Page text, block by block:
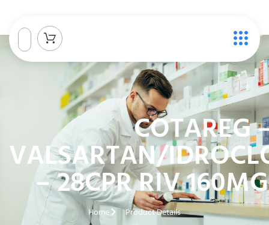
COTAREG
VALSARTAN/
– 28CPR RIV
Home Product Details